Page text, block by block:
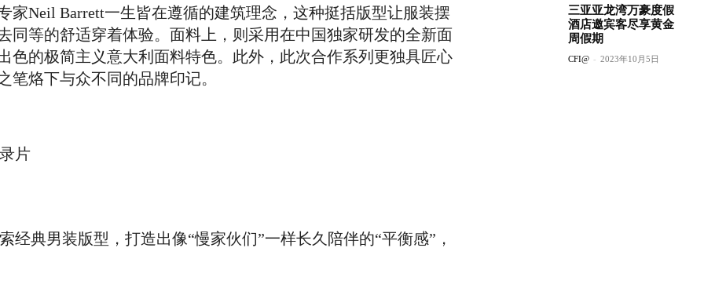
Neil Barrett一生皆在遵循的建筑理念，这种挺括版型让服装摆
同等的舒适穿着体验。面料上，则采用在中国独家研发的全新面
色的极简主义意大利面料特色。此外，此次合作系列更独具匠心
烙下与众不同的品牌印记。
片
经典男装版型，打造出像“慢家伙们”一样长久陪伴的“平衡感”，
三亚亚龙湾万豪度假
酒店邀宾客尽享黄金
周假期
CFI@ - 2023年10月5日